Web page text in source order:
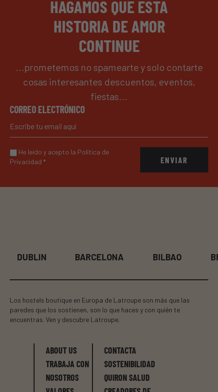
HAGAMOS QUE ESTA
HISTORIA DE AMOR
CONTINUE
...prometemos no spamearte y solo contarte
cosas interesantes descuentos, eventos,
fiestas...
CORREO ELECTRÓNICO
ENVIAR
He leído y acepto la Política de
Privacidad *
DUBLIN BARCELONA BILBAO
Los hostels boutique en Europa de Latroupe son más que las
paredes que los sostienen, son lo que haces y con quién te
encuentras. Ven y descubre Latroupe.
ABOUT US
TRABAJA CON
NOSOTROS
CONTACTA
SOSTENIBILIDAD
QUIRON SALUD